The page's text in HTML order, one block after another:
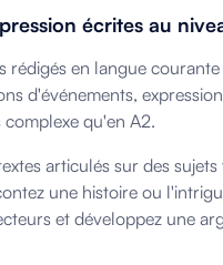
écrites au
rédigés en langue
d'événements,
qu'en A2.
articulés sur des
une histoire ou
et développez une